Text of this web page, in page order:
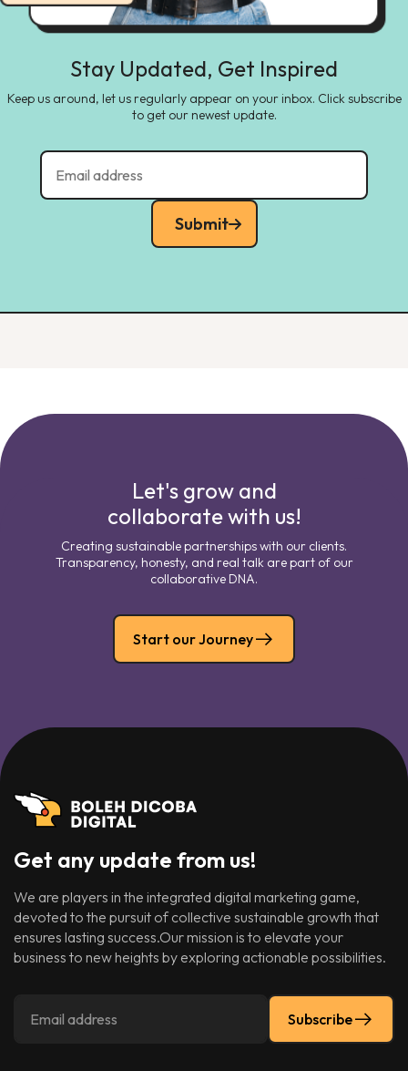
Stay Updated, Get Inspired
Keep us around, let us regularly appear on your inbox. Click subscribe
to get our newest update.
Submit
Let's grow and
collaborate with us!
Creating sustainable partnerships with our clients.
Transparency, honesty, and real talk are part of our
collaborative DNA.
Start our Journey
Get any update from us!
We are players in the integrated digital marketing game,
devoted to the pursuit of collective sustainable growth that
ensures lasting success.Our mission is to elevate your
business to new heights by exploring actionable possibilities.
Subscribe